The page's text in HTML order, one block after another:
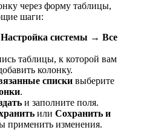
через форму таблицы,
шаги:
Настройка системы → Все
таблицы, к которой вам
колонку.
списки выберите
.
и заполните поля.
или Сохранить и
применить изменения.